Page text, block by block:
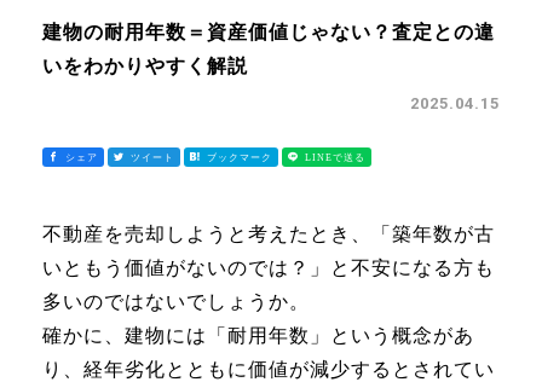
建物の耐用年数＝資産価値じゃない？査定との違
いをわかりやすく解説
2025.04.15
不動産を売却しようと考えたとき、「築年数が古
いともう価値がないのでは？」と不安になる方も
多いのではないでしょうか。
確かに、建物には「耐用年数」という概念があ
り、経年劣化とともに価値が減少するとされてい